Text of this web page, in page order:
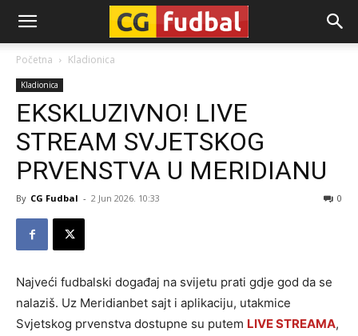
CG-
Fudbal
Početna Kladionica
Kladionica
EKSKLUZIVNO! LIVE
STREAM SVJETSKOG
PRVENSTVA U MERIDIANU
By CG Fudbal - 2 Jun 2026. 10:33 0
Najveći fudbalski događaj na svijetu prati gdje god da se
nalaziš. Uz Meridianbet sajt i aplikaciju, utakmice
Svjetskog prvenstva dostupne su putem LIVE STREAMA,